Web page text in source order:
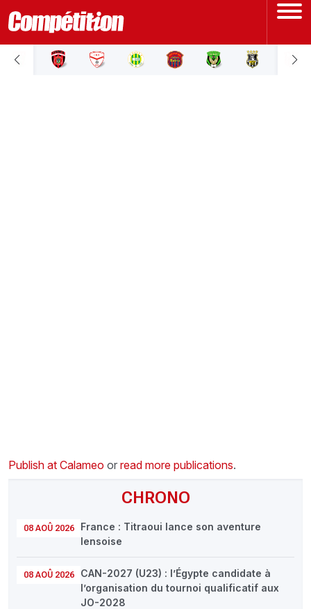
ACCUEIL
CHRONO
08 AOÛ 2026
France : Titraoui lance son aventure
lensoise
08 AOÛ 2026
CAN-2027 (U23) : l’Égypte candidate à
l’organisation du tournoi qualificatif aux
JO-2028
Publish at Calameo or read more publications.